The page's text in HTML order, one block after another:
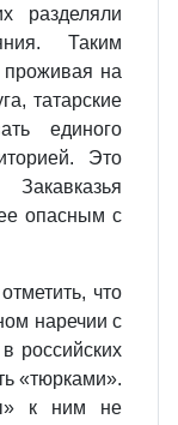
разделяли
Таким
на
татарские
единого
Это
опасным с
что
наречии с
российских
«тюрками».
к ним не